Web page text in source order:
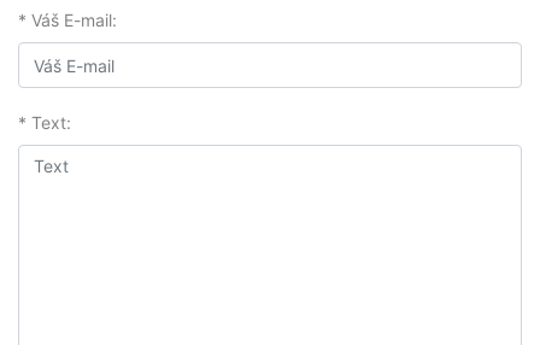
* Váš E-mail:
* Text: